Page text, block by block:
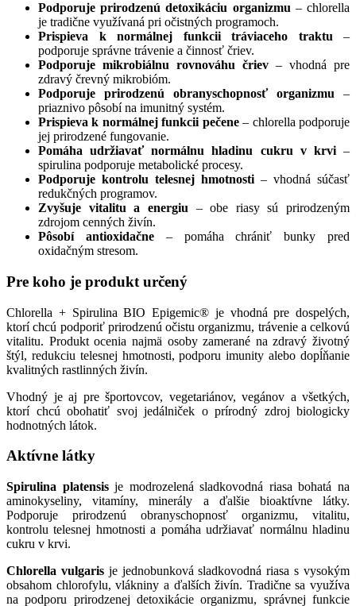
Podporuje prirodzenú detoxikáciu organizmu – chlorella
je tradične využívaná pri očistných programoch.
Prispieva k normálnej funkcii tráviaceho traktu –
podporuje správne trávenie a činnosť čriev.
Podporuje mikrobiálnu rovnováhu čriev – vhodná pre
zdravý črevný mikrobióm.
Podporuje prirodzenú obranyschopnosť organizmu –
priaznivo pôsobí na imunitný systém.
Prispieva k normálnej funkcii pečene– chlorella podporuje
jej prirodzené fungovanie.
Pomáha udržiavať normálnu hladinu cukru v krvi–
spirulina podporuje metabolické procesy.
Podporuje kontrolu telesnej hmotnosti – vhodná súčasť
redukčných programov.
Zvyšuje vitalitu a energiu – obe riasy sú prirodzeným
zdrojom cenných živín.
Pôsobí antioxidačne– pomáha chrániť bunky pred
oxidačným stresom.
Pre koho je produkt určený
Chlorella + Spirulina BIO Epigemic® je vhodná pre dospelých,
ktorí chcú podporiť prirodzenú očistu organizmu, trávenie a celkovú
vitalitu. Produkt ocenia najmä osoby zamerané na zdravý životný
štýl, redukciu telesnej hmotnosti, podporu imunity alebo dopĺňanie
kvalitných rastlinných živín.
Vhodný je aj pre športovcov, vegetariánov, vegánov a všetkých,
ktorí chcú obohatiť svoj jedálniček o prírodný zdroj biologicky
hodnotných látok.
Aktívne látky
Spirulina platensisje modrozelená sladkovodná riasa bohatá na
aminokyseliny, vitamíny, minerály a ďalšie bioaktívne látky.
Podporuje prirodzenú obranyschopnosť organizmu, vitalitu,
kontrolu telesnej hmotnosti a pomáha udržiavať normálnu hladinu
cukru v krvi.
Chlorella vulgarisje jednobunková sladkovodná riasa s vysokým
obsahom chlorofylu, vlákniny a ďalších živín. Tradične sa využíva
na podporu prirodzenej detoxikácie organizmu, správnej funkcie